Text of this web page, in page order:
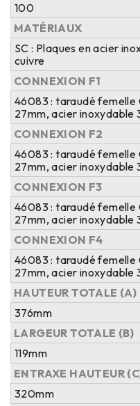
100
MATÉRIAUX
SC : Plaques en acier
cuivre
CONNEXION F1
46083 : taraudé femelle
27mm, acier inoxydable
CONNEXION F2
46083 : taraudé femelle
27mm, acier inoxydable
CONNEXION F3
46083 : taraudé femelle
27mm, acier inoxydable
CONNEXION F4
46083 : taraudé femelle
27mm, acier inoxydable
HAUTEUR TOTALE (A)
376mm
LARGEUR TOTALE (B)
119mm
ENTRAXE HAUTEUR
320mm